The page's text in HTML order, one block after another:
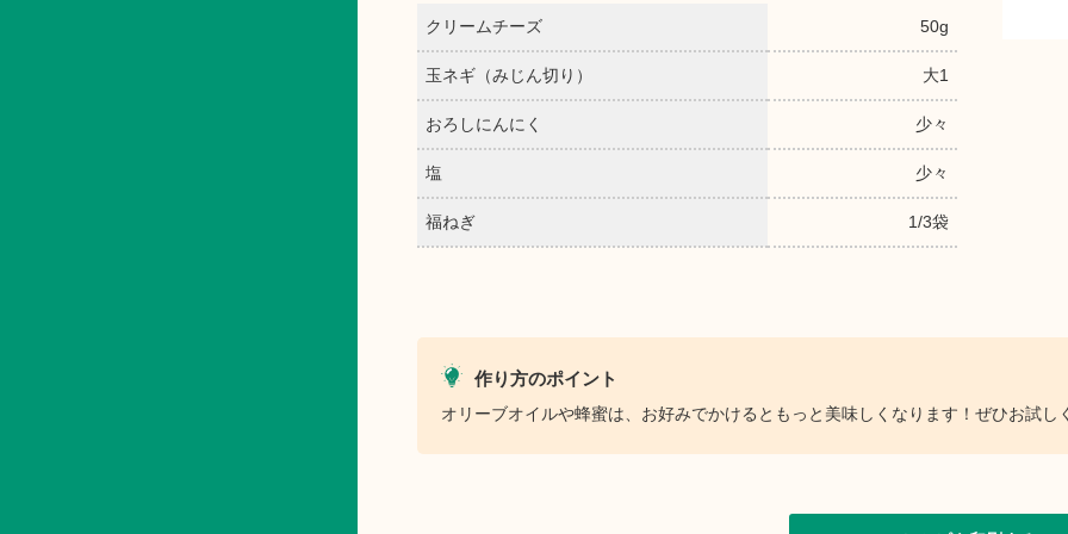
クリームチーズ 50g
玉ネギ（みじん切り） 大1
おろしにんにく 少々
塩 少々
福ねぎ 1/3袋
作り方のポイント
オリーブオイルや蜂蜜は、お好みでかけるともっと美味しくなります！ぜひお試し